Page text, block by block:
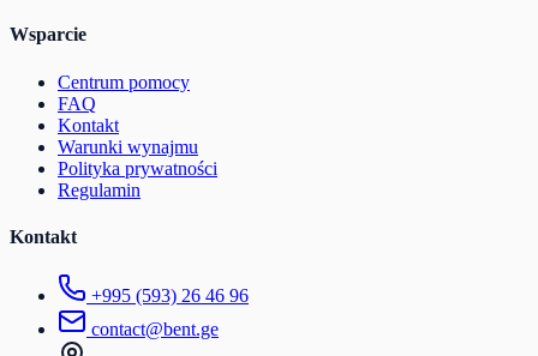
Wsparcie
Centrum pomocy
FAQ
Kontakt
Warunki wynajmu
Polityka prywatności
Regulamin
Kontakt
+995 (593) 26 46 96
contact@bent.ge